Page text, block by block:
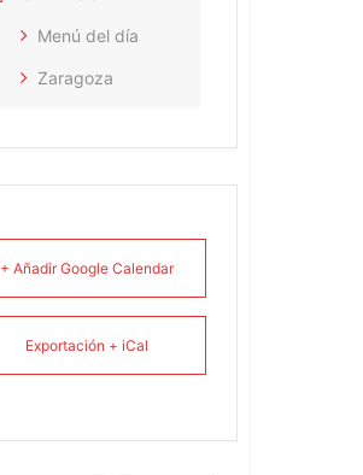
Menú del día
Zaragoza
+ Añadir Google Calendar
Exportación + iCal